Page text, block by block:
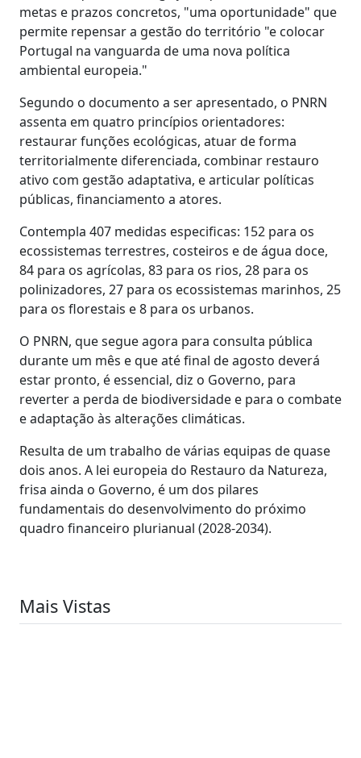
metas e prazos concretos, "uma oportunidade" que
permite repensar a gestão do território "e colocar
Portugal na vanguarda de uma nova política
ambiental europeia."
Segundo o documento a ser apresentado, o PNRN
assenta em quatro princípios orientadores:
restaurar funções ecológicas, atuar de forma
territorialmente diferenciada, combinar restauro
ativo com gestão adaptativa, e articular políticas
públicas, financiamento a atores.
Contempla 407 medidas especificas: 152 para os
ecossistemas terrestres, costeiros e de água doce,
84 para os agrícolas, 83 para os rios, 28 para os
polinizadores, 27 para os ecossistemas marinhos, 25
para os florestais e 8 para os urbanos.
O PNRN, que segue agora para consulta pública
durante um mês e que até final de agosto deverá
estar pronto, é essencial, diz o Governo, para
reverter a perda de biodiversidade e para o combate
e adaptação às alterações climáticas.
Resulta de um trabalho de várias equipas de quase
dois anos. A lei europeia do Restauro da Natureza,
frisa ainda o Governo, é um dos pilares
fundamentais do desenvolvimento do próximo
quadro financeiro plurianual (2028-2034).
Mais Vistas